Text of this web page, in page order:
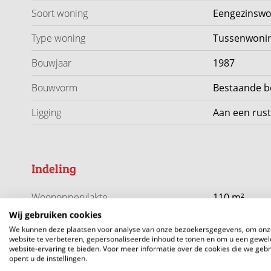
De moderne badkamer is stijlvol afgewerkt en
tweede toilet. Een prettig detail is het aanwezige
De tweede verdieping is verrassend ruim. Hier kom je
wasruimte is ingericht met plek voor een wasmachine
bergruimte. Daarnaast vind je op deze verdieping een
comfortabel en energiezuinig wonen.
Highlights:
* Tussenwoning met 110 m² woonoppervlakte
* Zowel voor als achter vrij uitzicht
Soort woning
Type woning
Bouwjaar
1987
Bouwvorm
Bestaande
Ligging
Aan een
Indeling
Woonoppervlakte
110 m²
Perceeloppervlakte
Inhoud
363 m³
Wij gebruiken cookies
We kunnen deze plaatsen voor analyse van onze bezoekersgegevens, om
website te verbeteren, gepersonaliseerde inhoud te tonen en om u een
website-ervaring te bieden. Voor meer informatie over de cookies die we
opent u de instellingen.